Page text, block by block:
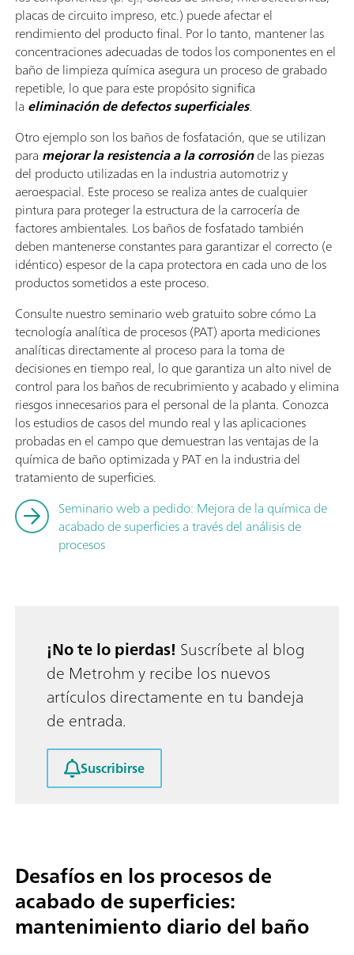
placas de circuito impreso, etc.) puede afectar el
rendimiento del producto final. Por lo tanto, mantener las
concentraciones adecuadas de todos los componentes en el
baño de limpieza química asegura un proceso de grabado
repetible, lo que para este propósito significa
la eliminación de defectos superficiales.
Otro ejemplo son los baños de fosfatación, que se utilizan
para mejorar la resistencia a la corrosiónde las piezas
del producto utilizadas en la industria automotriz y
aeroespacial. Este proceso se realiza antes de cualquier
pintura para proteger la estructura de la carrocería de
factores ambientales. Los baños de fosfatado también
deben mantenerse constantes para garantizar el correcto (e
idéntico) espesor de la capa protectora en cada uno de los
productos sometidos a este proceso.
Consulte nuestro seminario web gratuito sobre cómo La
tecnología analítica de procesos (PAT) aporta mediciones
analíticas directamente al proceso para la toma de
decisiones en tiempo real, lo que garantiza un alto nivel de
control para los baños de recubrimiento y acabado y elimina
riesgos innecesarios para el personal de la planta. Conozca
los estudios de casos del mundo real y las aplicaciones
probadas en el campo que demuestran las ventajas de la
química de baño optimizada y PAT en la industria del
tratamiento de superficies.
Seminario web a pedido: Mejora de la química de
acabado de superficies a través del análisis de
procesos
¡No te lo pierdas! Suscríbete al blog
de Metrohm y recibe los nuevos
artículos directamente en tu bandeja
de entrada.
Suscribirse
Desafíos en los procesos de
acabado de superficies:
mantenimiento diario del baño